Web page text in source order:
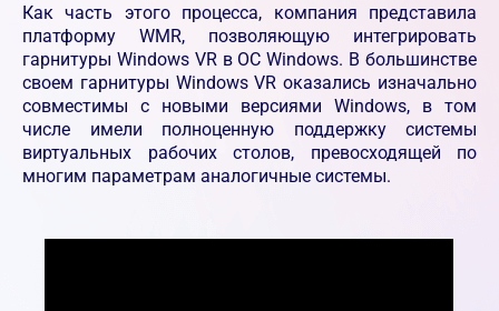
Как часть этого процесса, компания представила
платформу WMR, позволяющую интегрировать
гарнитуры Windows VR в ОС Windows. В большинстве
своем гарнитуры Windows VR оказались изначально
совместимы с новыми версиями Windows, в том
числе имели полноценную поддержку системы
виртуальных рабочих столов, превосходящей по
многим параметрам аналогичные системы.